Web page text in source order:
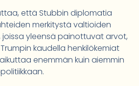
että Stubbin diplomatia
merkitystä valtioiden
joissa yleensä painottuvat arvot,
kaudella henkilökemiat
enemmän kuin aiemmin